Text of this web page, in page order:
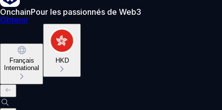
OnchainPour les passionnés de Web3
Obtenir
Français
International
HKD